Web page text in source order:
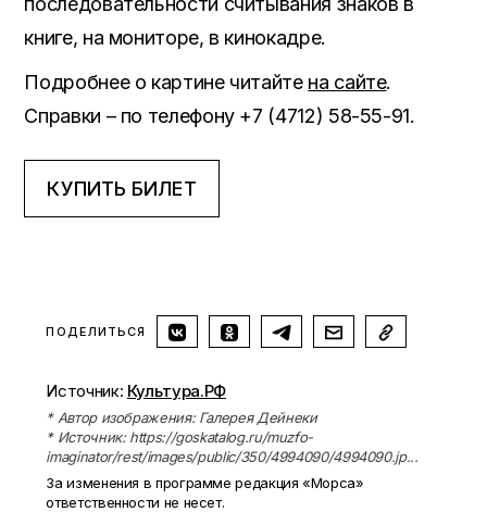
книге, на мониторе, в кинокадре.
Подробнее о картине читайте на сайте.
Справки – по телефону +7 (4712) 58-55-91.
КУПИТЬ БИЛЕТ
ПОДЕЛИТЬСЯ
Источник: Культура.РФ
* Автор изображения: Галерея Дейнеки
* Источник: https://goskatalog.ru/muzfo-
imaginator/rest/images/public/350/4994090/4994090.jp...
За изменения в программе редакция «Морса»
ответственности не несет.